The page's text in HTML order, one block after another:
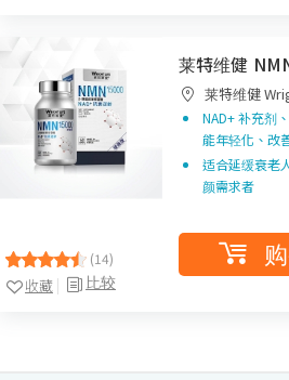
(14)
比较
收藏
莱特维健
莱特维健
NAD+ 补充剂
能年轻化、改
适合延缓衰老
颜需求者